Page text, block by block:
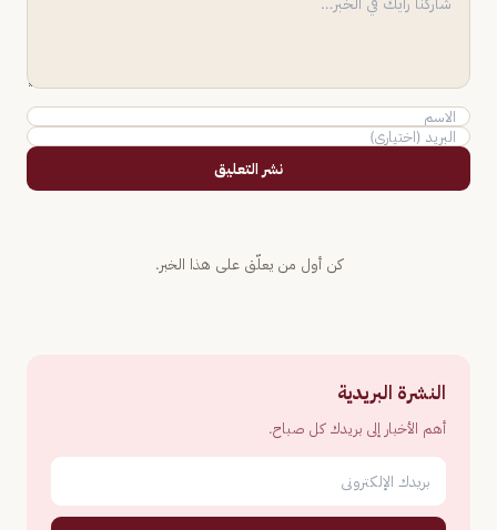
نشر التعليق
كن أول من يعلّق على هذا الخبر.
النشرة البريدية
أهم الأخبار إلى بريدك كل صباح.